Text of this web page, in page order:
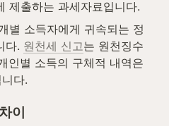
제출하는 과세자료입니다.
별 소득자에게 귀속되는 정
다. 원천세 신고는 원천징수
인별 소득의 구체적 내역은
다.
이